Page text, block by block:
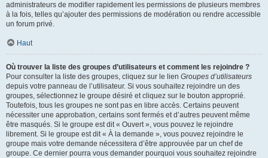
administrateurs de modifier rapidement les permissions de plusieurs membres
à la fois, telles qu’ajouter des permissions de modération ou rendre accessible
un forum privé.
Haut
Où trouver la liste des groupes d’utilisateurs et comment les rejoindre ?
Pour consulter la liste des groupes, cliquez sur le lien Groupes d’utilisateurs
depuis votre panneau de l’utilisateur. Si vous souhaitez rejoindre un des
groupes, sélectionnez le groupe désiré et cliquez sur le bouton approprié.
Toutefois, tous les groupes ne sont pas en libre accès. Certains peuvent
nécessiter une approbation, certains sont fermés et d’autres peuvent même
être masqués. Si le groupe est dit « Ouvert », vous pouvez le rejoindre
librement. Si le groupe est dit « À la demande », vous pouvez rejoindre le
groupe mais votre demande nécessitera d’être approuvée par un chef de
groupe. Ce dernier pourra vous demander pourquoi vous souhaitez rejoindre